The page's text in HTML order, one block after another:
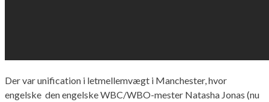
Der var unification i letmellemvægt i Manchester, hvor
engelske den engelske WBC/WBO-mester Natasha Jonas (nu